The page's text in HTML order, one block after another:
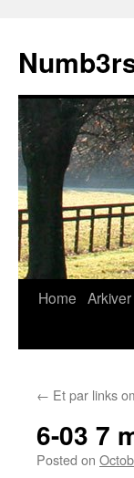
content
Home Arkiver
← Et par links
6-03 7
Posted on